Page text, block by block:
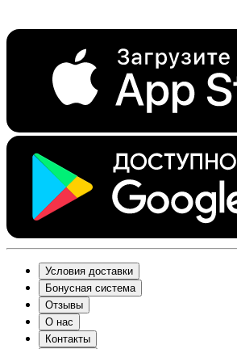
Условия доставки
Бонусная система
Отзывы
О нас
Контакты